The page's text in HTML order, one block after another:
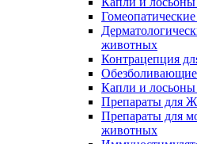
животных
Контрацепция
Капли и лосьоны
Препараты для
Препараты для
животных